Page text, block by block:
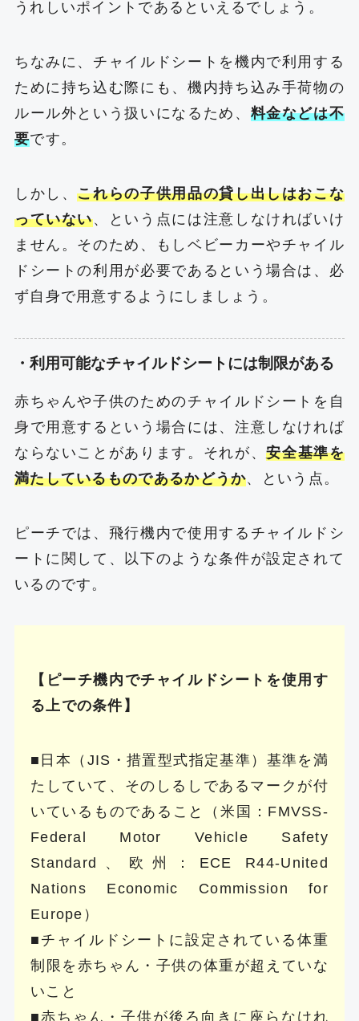
うれしいポイントであるといえるでしょう。
ちなみに、チャイルドシートを機内で利用する
ために持ち込む際にも、機内持ち込み手荷物の
ルール外という扱いになるため、 料金などは不
要です。
しかし、これらの子供用品の貸し出しはおこな
っていない、という点には注意しなければいけ
ません。そのため、もしベビーカーやチャイル
ドシートの利用が必要であるという場合は、必
ず自身で用意するようにしましょう。
・利用可能なチャイルドシートには制限がある
赤ちゃんや子供のためのチャイルドシートを自
身で用意するという場合には、注意しなければ
ならないことがあります。それが、安全基準を
満たしているものであるかどうか、という点。
ピーチでは、飛行機内で使用するチャイルドシ
ートに関して、以下のような条件が設定されて
いるのです。
【ピーチ機内でチャイルドシートを使用す
る上での条件】
■日本（JIS・措置型式指定基準）基準を満
たしていて、そのしるしであるマークが付
いているものであること（米国：FMVSS-
Federal Motor Vehicle Safety
Standard、欧州：ECE R44-United
Nations Economic Commission for
Europe）
■チャイルドシートに設定されている体重
制限を赤ちゃん・子供の体重が超えていな
いこと
■赤ちゃん・子供が後ろ向きに座らなけれ